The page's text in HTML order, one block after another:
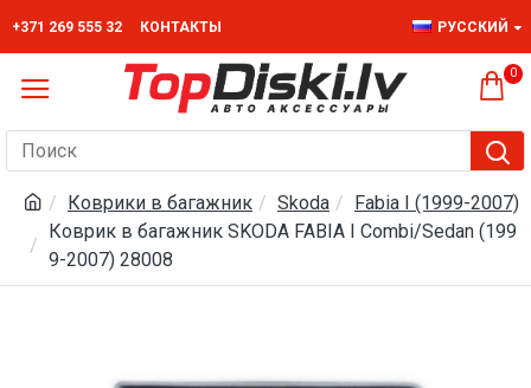
+371 269 555 32 КОНТАКТЫ РУССКИЙ
0
Коврики в багажник Skoda
Fabia I (1999-2007)
Коврик в багажник SKODA FABIA I Combi/Sedan (199
9-2007) 28008